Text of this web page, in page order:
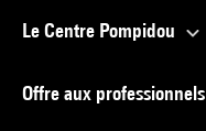
Le Centre Pompidou
Offre aux professionnels